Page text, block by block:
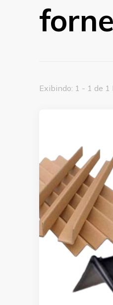
Exibindo: 1 - 1 de 1